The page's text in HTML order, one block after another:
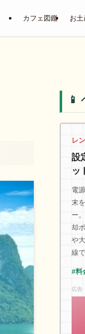
カフェ図鑑 お土
📱
レ
設
ッ
電
末
ー
却
や
線
#料
広告